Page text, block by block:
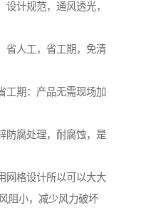
计规范，通风透光，
省人工，省工期，免清
工期：产品无需现场加
防腐处理，耐腐蚀，是
网格设计所以可以大大
阻小，减少风力破坏